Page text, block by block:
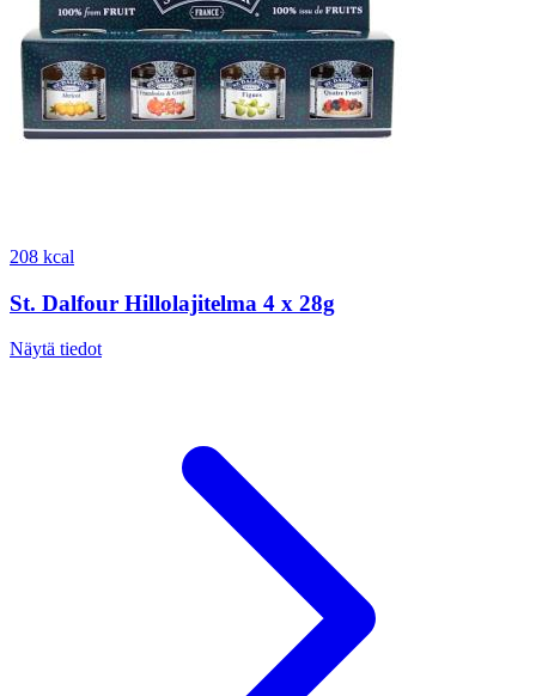
208 kcal
St. Dalfour Hillolajitelma 4 x 28g
Näytä tiedot